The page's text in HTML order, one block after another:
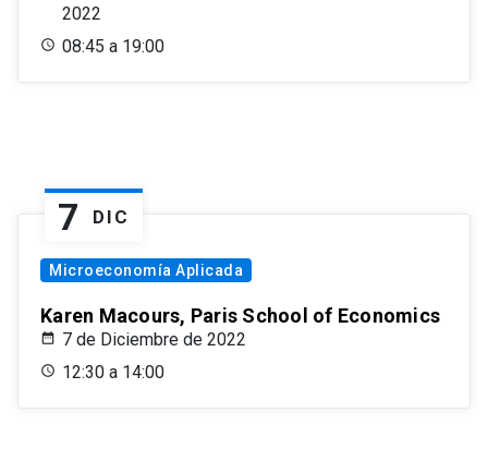
2022
08:45 a 19:00
7 DIC
Microeconomía Aplicada
Karen Macours, Paris School of Economics
7 de Diciembre de 2022
12:30 a 14:00